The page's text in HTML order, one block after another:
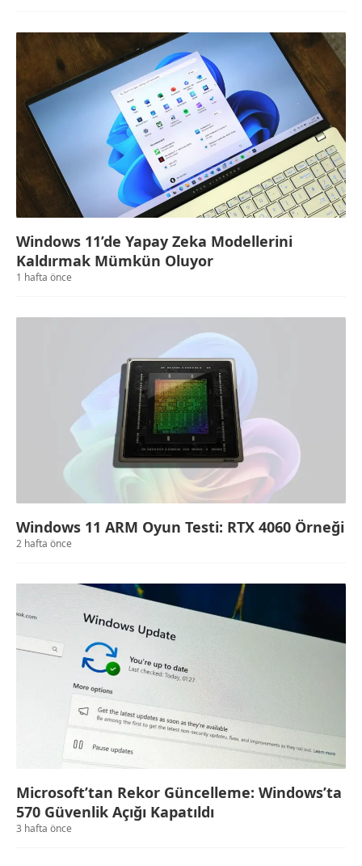
Windows 11’de Yapay Zeka Modellerini
Kaldırmak Mümkün Oluyor
1 hafta önce
Windows 11 ARM Oyun Testi: RTX 4060 Örneği
2 hafta önce
Microsoft’tan Rekor Güncelleme: Windows’ta
570 Güvenlik Açığı Kapatıldı
3 hafta önce